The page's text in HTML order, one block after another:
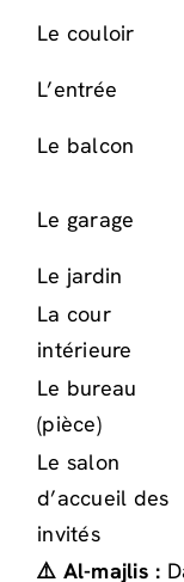
Le couloir
L’entrée
Le balcon
Le garage
Le jardin
La cour
intérieure
Le bureau
(pièce)
Le salon
d’accueil des
invités
⚠️ Al-majlis :